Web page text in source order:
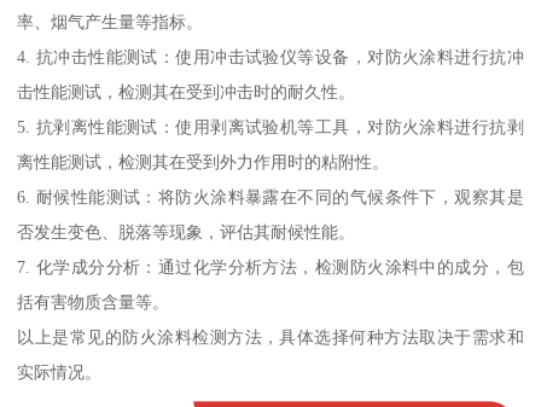
率、烟气产生量等指标。
4. 抗冲击性能测试：使用冲击试验仪等设备，对防火涂料进行抗冲
击性能测试，检测其在受到冲击时的耐久性。
5. 抗剥离性能测试：使用剥离试验机等工具，对防火涂料进行抗剥
离性能测试，检测其在受到外力作用时的粘附性。
6. 耐候性能测试：将防火涂料暴露在不同的气候条件下，观察其是
否发生变色、脱落等现象，评估其耐候性能。
7. 化学成分分析：通过化学分析方法，检测防火涂料中的成分，包
括有害物质含量等。
以上是常见的防火涂料检测方法，具体选择何种方法取决于需求和
实际情况。